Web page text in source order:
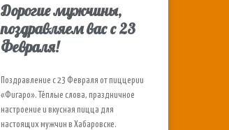
Дорогие мужчины,
поздравляем вас с 23
Февраля!
Поздравление с 23 Февраля от пиццерии
«Фигаро». Тёплые слова, праздничное
настроение и вкусная пицца для
настоящих мужчин в Хабаровске.